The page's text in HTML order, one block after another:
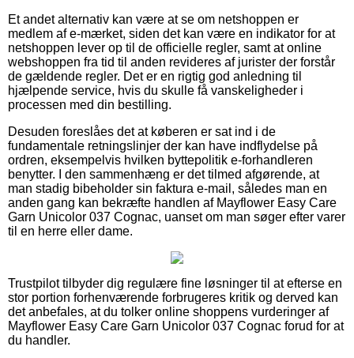
Et andet alternativ kan være at se om netshoppen er
medlem af e-mærket, siden det kan være en indikator for at
netshoppen lever op til de officielle regler, samt at online
webshoppen fra tid til anden revideres af jurister der forstår
de gældende regler. Det er en rigtig god anledning til
hjælpende service, hvis du skulle få vanskeligheder i
processen med din bestilling.
Desuden foreslåes det at køberen er sat ind i de
fundamentale retningslinjer der kan have indflydelse på
ordren, eksempelvis hvilken byttepolitik e-forhandleren
benytter. I den sammenhæng er det tilmed afgørende, at
man stadig bibeholder sin faktura e-mail, således man en
anden gang kan bekræfte handlen af Mayflower Easy Care
Garn Unicolor 037 Cognac, uanset om man søger efter varer
til en herre eller dame.
Trustpilot tilbyder dig regulære fine løsninger til at efterse en
stor portion forhenværende forbrugeres kritik og derved kan
det anbefales, at du tolker online shoppens vurderinger af
Mayflower Easy Care Garn Unicolor 037 Cognac forud for at
du handler.